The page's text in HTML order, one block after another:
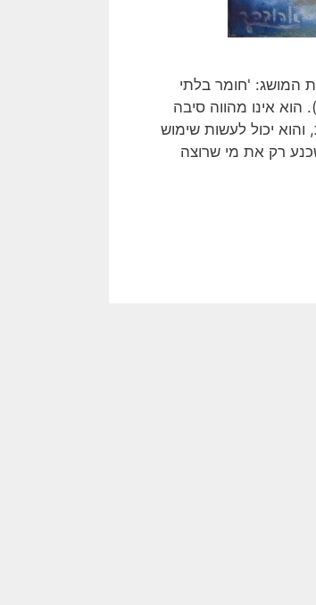
המושג: 'חומר בלתי
הוא אינו מהווה סיבה
יכול לעשות שימוש
רק את מי שרוצה